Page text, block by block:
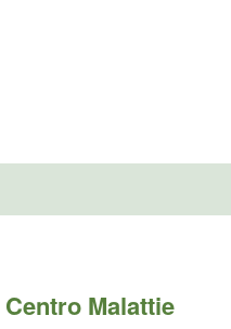
Centro Malattie